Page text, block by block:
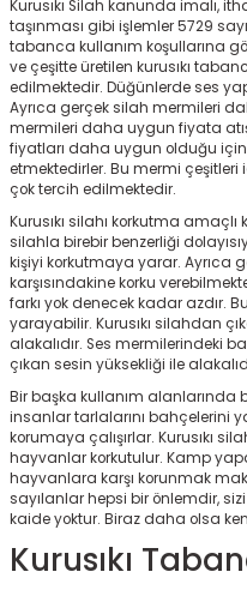
Mermisi
Tabure
Kurusıkı Silah kanunda imalı,
taşınması gibi işlemler 5729
tabanca kullanım koşullarına
ve çeşitte üretilen kurusıkı
edilmektedir. Düğünlerde ses
Ayrıca gerçek silah mermileri
mermileri daha uygun fiyata atış
fiyatları daha uygun olduğu
etmektedirler. Bu mermi
çok tercih edilmektedir.
Kurusıkı silahı korkutma
silahla birebir benzerliği
kişiyi korkutmaya yarar. Ayrıca
karşısındakine korku
farkı yok denecek kadar azdır.
yarayabilir. Kurusıkı silahdan
alakalıdır. Ses mermilerindeki
çıkan sesin yüksekliği ile
Bir başka kullanım alanlarında
insanlar tarlalarını bahçelerini
korumaya çalışırlar. Kurusıkı
hayvanlar korkutulur. Kamp
hayvanlara karşı korunmak
sayılanlar hepsi bir önlemdir,
kaide yoktur. Biraz daha olsa
Kurusıkı